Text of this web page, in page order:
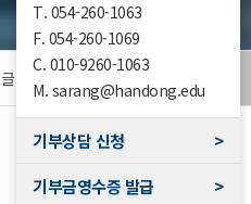
글자크기
T. 054-260-1063
F. 054-260-1069
C. 010-9260-1063
M. sarang@handong.edu
기부상담 신청
>
기부금영수증 발급
>